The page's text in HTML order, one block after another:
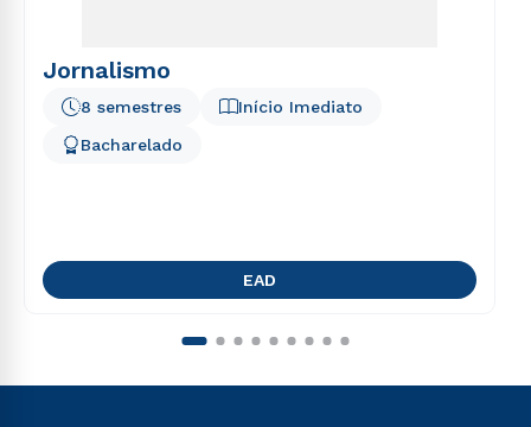
Jornalismo
Início Imediato
8 semestres
Bacharelado
EAD